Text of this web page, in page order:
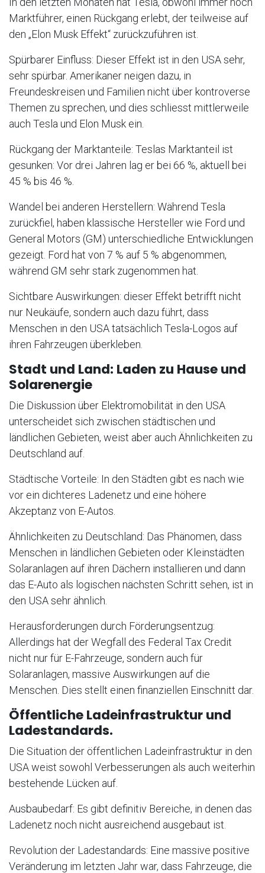
Marktführer, einen Rückgang erlebt, der teilweise auf
den „Elon Musk Effekt“ zurückzuführen ist.
Spürbarer Einfluss: Dieser Effekt ist in den USA sehr,
sehr spürbar. Amerikaner neigen dazu, in
Freundeskreisen und Familien nicht über kontroverse
Themen zu sprechen, und dies schliesst mittlerweile
auch Tesla und Elon Musk ein.
Rückgang der Marktanteile: Teslas Marktanteil ist
gesunken: Vor drei Jahren lag er bei 66 %, aktuell bei
45 % bis 46 %.
Wandel bei anderen Herstellern: Während Tesla
zurückfiel, haben klassische Hersteller wie Ford und
General Motors (GM) unterschiedliche Entwicklungen
gezeigt. Ford hat von 7 % auf 5 % abgenommen,
während GM sehr stark zugenommen hat.
Sichtbare Auswirkungen: dieser Effekt betrifft nicht
nur Neukäufe, sondern auch dazu führt, dass
Menschen in den USA tatsächlich Tesla-Logos auf
ihren Fahrzeugen überkleben.
Stadt und Land: Laden zu Hause und
Solarenergie
Die Diskussion über Elektromobilität in den USA
unterscheidet sich zwischen städtischen und
ländlichen Gebieten, weist aber auch Ähnlichkeiten zu
Deutschland auf.
Städtische Vorteile: In den Städten gibt es nach wie
vor ein dichteres Ladenetz und eine höhere
Akzeptanz von E-Autos.
Ähnlichkeiten zu Deutschland: Das Phänomen, dass
Menschen in ländlichen Gebieten oder Kleinstädten
Solaranlagen auf ihren Dächern installieren und dann
das E-Auto als logischen nächsten Schritt sehen, ist in
den USA sehr ähnlich.
Herausforderungen durch Förderungsentzug:
Allerdings hat der Wegfall des Federal Tax Credit
nicht nur für E-Fahrzeuge, sondern auch für
Solaranlagen, massive Auswirkungen auf die
Menschen. Dies stellt einen finanziellen Einschnitt dar.
Öffentliche Ladeinfrastruktur und
Ladestandards.
Die Situation der öffentlichen Ladeinfrastruktur in den
USA weist sowohl Verbesserungen als auch weiterhin
bestehende Lücken auf.
Ausbaubedarf: Es gibt definitiv Bereiche, in denen das
Ladenetz noch nicht ausreichend ausgebaut ist.
Revolution der Ladestandards: Eine massive positive
Veränderung im letzten Jahr war, dass Fahrzeuge, die